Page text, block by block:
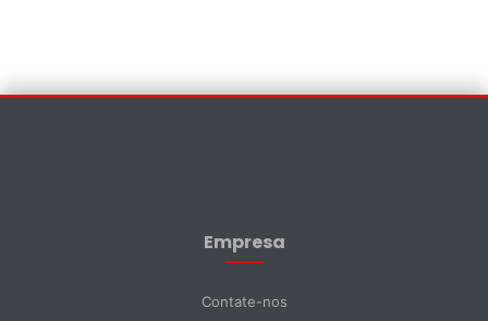
Empresa
Contate-nos